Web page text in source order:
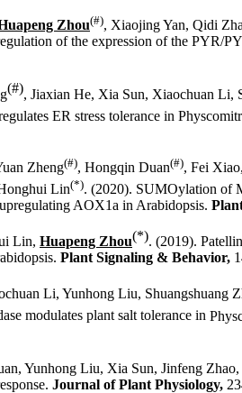
Zhou(#), Xiaojing Yan, Qidi
of the expression of the PYR/
(#), Jiaxian He, Xia Sun, Xiaochuan Li,
ER stress tolerance in
Zheng(#), Hongqin Duan(#), Fei
Lin(*). (2020). SUMOylation of
AOX1a in Arabidopsis.
Lin, Huapeng Zhou(*). (2019).
. Plant Signaling & Behavior,
Li, Yunhong Liu, Shuangshuang
modulates plant salt tolerance in
Yunhong Liu, Xia Sun, Jinfeng
Journal of Plant Physiology,